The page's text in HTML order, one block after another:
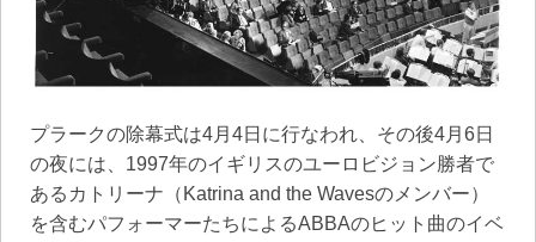
プラークの除幕式は4月4日に行なわれ、その後4月6日
の夜には、1997年のイギリスのユーロビジョン勝者で
あるカトリーナ（Katrina and the Wavesのメンバー）
を含むパフォーマーたちによるABBAのヒット曲のイベ